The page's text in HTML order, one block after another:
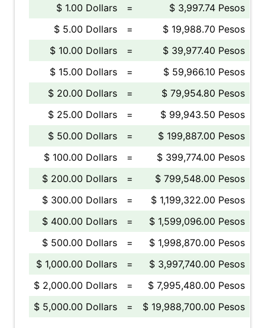
$ 1.00 Dollars =
$ 3,997.74 Pesos
$ 5.00 Dollars
=
$ 19,988.70 Pesos
$ 10.00 Dollars
=
$ 39,977.40 Pesos
$ 15.00 Dollars
=
$ 59,966.10 Pesos
$ 20.00 Dollars
=
$ 79,954.80 Pesos
$ 25.00 Dollars
=
$ 99,943.50 Pesos
$ 50.00 Dollars
=
$ 199,887.00 Pesos
$ 100.00 Dollars
=
$ 399,774.00 Pesos
$ 200.00 Dollars
=
$ 799,548.00 Pesos
$ 300.00 Dollars
=
$ 1,199,322.00 Pesos
$ 400.00 Dollars
=
$ 1,599,096.00 Pesos
$ 500.00 Dollars
=
$ 1,998,870.00 Pesos
$ 1,000.00 Dollars
=
$ 3,997,740.00 Pesos
$ 2,000.00 Dollars
=
$ 7,995,480.00 Pesos
$ 5,000.00 Dollars
= $ 19,988,700.00 Pesos